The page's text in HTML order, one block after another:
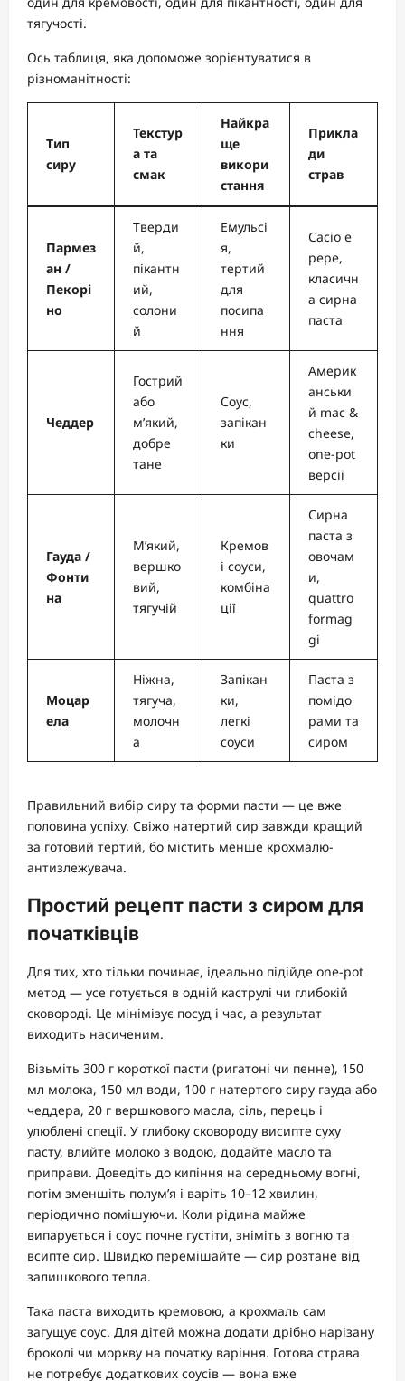
тягучості.
Ось таблиця, яка допоможе зорієнтуватися в
різноманітності:
Тип
сиру
Текстур
а та
смак
Найкра
ще
викори
стання
Прикла
ди
страв
Пармез
ан /
Пекорі
но
Тверди
й,
пікантн
ий,
солони
й
Емульсі
я,
тертий
для
посипа
ння
Cacio e
pepe,
класичн
а сирна
паста
Чеддер
Гострий
або
м’який,
добре
тане
Соус,
запікан
ки
Америк
анськи
й mac &
cheese,
one-pot
версії
Гауда /
Фонти
на
М’який,
вершко
вий,
тягучій
Кремов
і соуси,
комбіна
ції
Сирна
паста з
овочам
и,
quattro
formag
gi
Моцар
ела
Ніжна,
тягучa,
молочн
а
Запікан
ки,
легкі
соуси
Паста з
помідо
рами та
сиром
Правильний вибір сиру та форми пасти — це вже
половина успіху. Свіжо натертий сир завжди кращий
за готовий тертий, бо містить менше крохмалю-
антизлежувача.
Простий рецепт пасти з сиром для
початківців
Для тих, хто тільки починає, ідеально підійде one-pot
метод — усе готується в одній каструлі чи глибокій
сковороді. Це мінімізує посуд і час, а результат
виходить насиченим.
Візьміть 300 г короткої пасти (ригатоні чи пенне), 150
мл молока, 150 мл води, 100 г натертого сиру гауда або
чеддера, 20 г вершкового масла, сіль, перець і
улюблені спеції. У глибоку сковороду висипте суху
пасту, влийте молоко з водою, додайте масло та
приправи. Доведіть до кипіння на середньому вогні,
потім зменшіть полум’я і варіть 10–12 хвилин,
періодично помішуючи. Коли рідина майже
випарується і соус почне густіти, зніміть з вогню та
всипте сир. Швидко перемішайте — сир розтане від
залишкового тепла.
Така паста виходить кремовою, а крохмаль сам
загущує соус. Для дітей можна додати дрібно нарізану
броколі чи моркву на початку варіння. Готова страва
не потребує додаткових соусів — вона вже